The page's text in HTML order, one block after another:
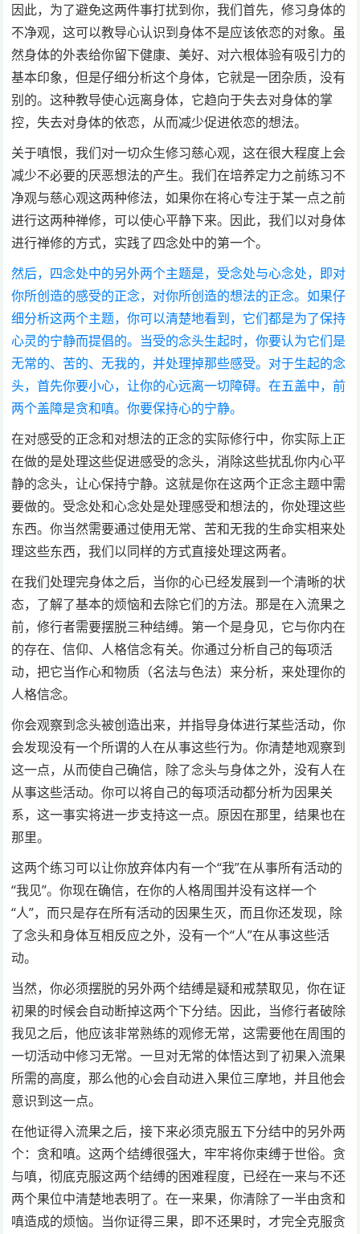
因此，为了避免这两件事打扰到你，我们首先，修习身体的
不净观，这可以教导心认识到身体不是应该依恋的对象。虽
然身体的外表给你留下健康、美好、对六根体验有吸引力的
基本印象，但是仔细分析这个身体，它就是一团杂质，没有
别的。这种教导使心远离身体，它趋向于失去对身体的掌
控，失去对身体的依恋，从而减少促进依恋的想法。
关于嗔恨，我们对一切众生修习慈心观，这在很大程度上会
减少不必要的厌恶想法的产生。我们在培养定力之前练习不
净观与慈心观这两种修法，如果你在将心专注于某一点之前
进行这两种禅修，可以使心平静下来。因此，我们以对身体
进行禅修的方式，实践了四念处中的第一个。
然后，四念处中的另外两个主题是，受念处与心念处，即对
你所创造的感受的正念，对你所创造的想法的正念。如果仔
细分析这两个主题，你可以清楚地看到，它们都是为了保持
心灵的宁静而提倡的。当受的念头生起时，你要认为它们是
无常的、苦的、无我的，并处理掉那些感受。对于生起的念
头，首先你要小心，让你的心远离一切障碍。在五盖中，前
两个盖障是贪和嗔。你要保持心的宁静。
在对感受的正念和对想法的正念的实际修行中，你实际上正
在做的是处理这些促进感受的念头，消除这些扰乱你内心平
静的念头，让心保持宁静。这就是你在这两个正念主题中需
要做的。受念处和心念处是处理感受和想法的，你处理这些
东西。你当然需要通过使用无常、苦和无我的生命实相来处
理这些东西，我们以同样的方式直接处理这两者。
在我们处理完身体之后，当你的心已经发展到一个清晰的状
态，了解了基本的烦恼和去除它们的方法。那是在入流果之
前，修行者需要摆脱三种结缚。第一个是身见，它与你内在
的存在、信仰、人格信念有关。你通过分析自己的每项活
动，把它当作心和物质（名法与色法）来分析，来处理你的
人格信念。
你会观察到念头被创造出来，并指导身体进行某些活动，你
会发现没有一个所谓的人在从事这些行为。你清楚地观察到
这一点，从而使自己确信，除了念头与身体之外，没有人在
从事这些活动。你可以将自己的每项活动都分析为因果关
系，这一事实将进一步支持这一点。原因在那里，结果也在
那里。
这两个练习可以让你放弃体内有一个“我”在从事所有活动的
“我见”。你现在确信，在你的人格周围并没有这样一个
“人”，而只是存在所有活动的因果生灭，而且你还发现，除
了念头和身体互相反应之外，没有一个“人”在从事这些活
动。
当然，你必须摆脱的另外两个结缚是疑和戒禁取见，你在证
初果的时候会自动断掉这两个下分结。因此，当修行者破除
我见之后，他应该非常熟练的观修无常，这需要他在周围的
一切活动中修习无常。一旦对无常的体悟达到了初果入流果
所需的高度，那么他的心会自动进入果位三摩地，并且他会
意识到这一点。
在他证得入流果之后，接下来必须克服五下分结中的另外两
个：贪和嗔。这两个结缚很强大，牢牢将你束缚于世俗。贪
与嗔，彻底克服这两个结缚的困难程度，已经在一来与不还
两个果位中清楚地表明了。在一来果，你清除了一半由贪和
嗔造成的烦恼。当你证得三果，即不还果时，才完全克服贪